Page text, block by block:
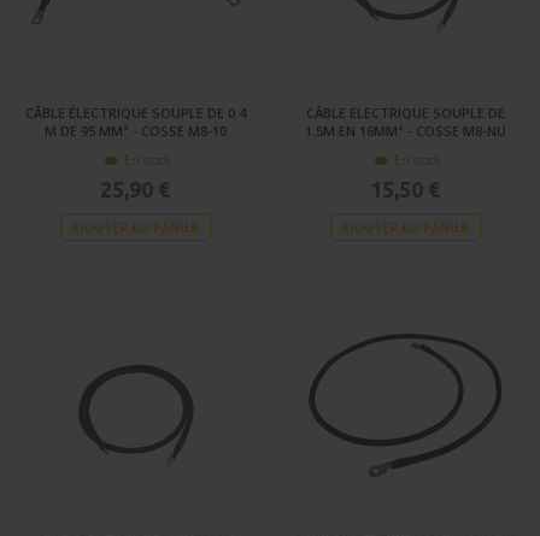
CÂBLE ÉLECTRIQUE SOUPLE DE 0.4
M DE 95 MM² - COSSE M8-10
En stock
25,90 €
AJOUTER AU PANIER
CÂBLE ÉLECTRIQUE SOUPLE DE
1.5M EN 16MM² - COSSE M8-NU
En stock
15,50 €
AJOUTER AU PANIER